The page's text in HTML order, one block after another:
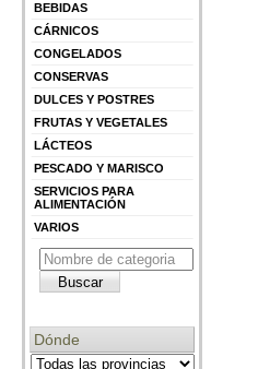
BEBIDAS
CÁRNICOS
CONGELADOS
CONSERVAS
DULCES Y POSTRES
FRUTAS Y VEGETALES
LÁCTEOS
PESCADO Y MARISCO
SERVICIOS PARA
ALIMENTACIÓN
VARIOS
Dónde